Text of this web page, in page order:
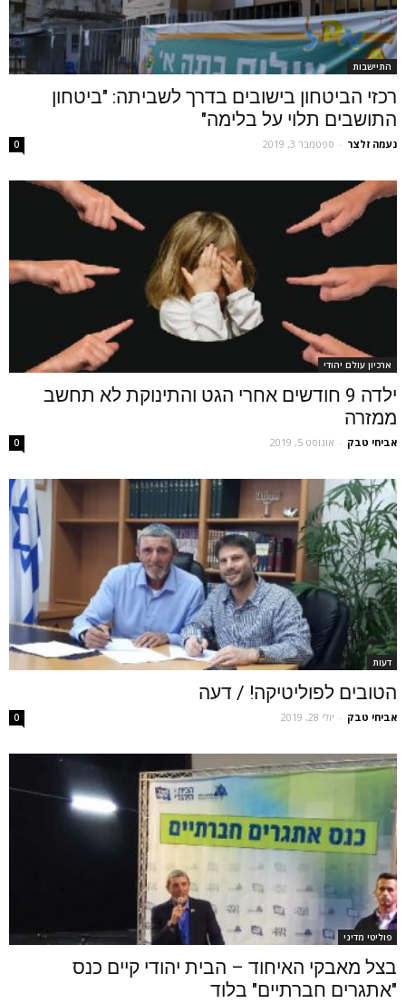
התיישבות
רכזי הביטחון בישובים בדרך לשביתה: "ביטחון
התושבים תלוי על בלימה"
נעמה זלצר - ספטמבר 3, 2019 0
ארכיון עולם יהודי
ילדה 9 חודשים אחרי הגט והתינוקת לא תחשב
ממזרה
אביחי טבק - אוגוסט 5, 2019 0
דעות
הטובים לפוליטיקה! / דעה
אביחי טבק - יולי 28, 2019 0
פוליטי מדיני
בצל מאבקי האיחוד – הבית יהודי קיים כנס
"אתגרים חברתיים" בלוד